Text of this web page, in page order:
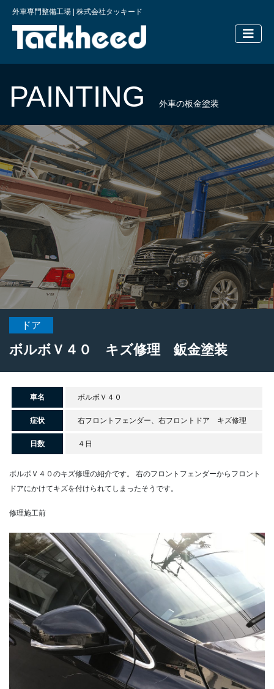
外車専門整備工場 | 株式会社タッキード
横浜の外
PAINTING 外車の板金塗装
ドア
ボルボＶ４０ キズ修理 鈑金塗装
車名 ボルボＶ４０
症状 右フロントフェンダー、右フロントドア キズ修理
日数 ４日
ボルボＶ４０のキズ修理の紹介です。
右のフロントフェンダーからフロント
ドアにかけてキズを付けられてしまったそうです。
修理施工前